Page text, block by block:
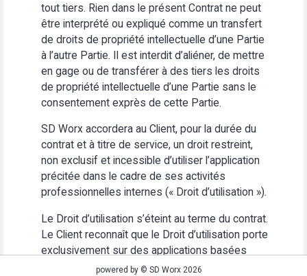
tout tiers. Rien dans le présent Contrat ne peut
être interprété ou expliqué comme un transfert
de droits de propriété intellectuelle d’une Partie
à l’autre Partie. Il est interdit d’aliéner, de mettre
en gage ou de transférer à des tiers les droits
de propriété intellectuelle d’une Partie sans le
consentement exprès de cette Partie.
SD Worx accordera au Client, pour la durée du
contrat et à titre de service, un droit restreint,
non exclusif et incessible d’utiliser l’application
précitée dans le cadre de ses activités
professionnelles internes (« Droit d’utilisation »).
Le Droit d’utilisation s’éteint au terme du contrat.
Le Client reconnaît que le Droit d’utilisation porte
exclusivement sur des applications basées
Web. Le Client s’abstiendra (i) d’utiliser
powered by © SD Worx 2026